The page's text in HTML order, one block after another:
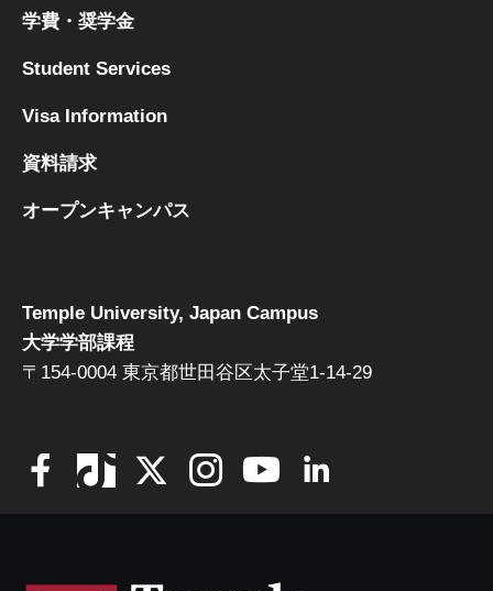
Temple University, Japan Campus
大学学部課程
〒154-0004 東京都世田谷区太子堂1-14-29
学費・奨学金
Student Services
Visa Information
資料請求
オープンキャンパス